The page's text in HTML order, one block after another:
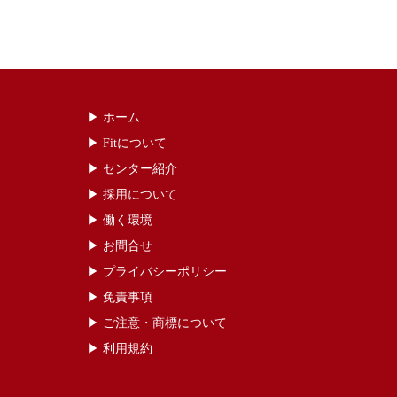
▶︎ ホーム
▶ ︎Fitについて
▶ センター紹介
▶ 採用について
▶ 働く環境
▶ お問合せ
▶ プライバシーポリシー
▶ 免責事項
▶ ご注意・商標について
▶ 利用規約